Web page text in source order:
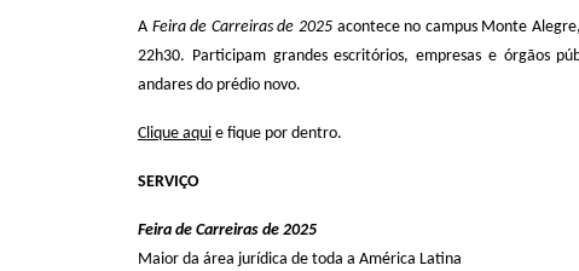
A Feira de Carreiras de 2025 acontece no campus Monte
22h30. Participam grandes escritórios, empresas e órgãos
andares do prédio novo.
Clique aqui e fique por dentro.
SERVIÇO
Feira de Carreiras de 2025
Maior da área jurídica de toda a América Latina